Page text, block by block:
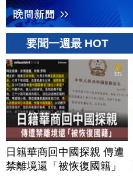
要聞一週最 HOT
日籍華商回中國探親 傳遭
禁離境還「被恢復國籍」